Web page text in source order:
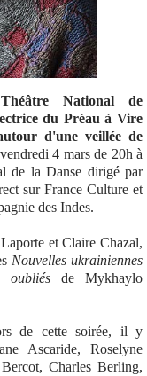
National de
du Préau à Vire
d'une veillée de
4 mars de 20h à
de la Danse dirigé par
sur France Culture et
des Indes.
et Claire Chazal,
Nouvelles ukrainiennes
oubliés de Mykhaylo
de cette soirée, il y
Ascaride, Roselyne
Charles Berling,